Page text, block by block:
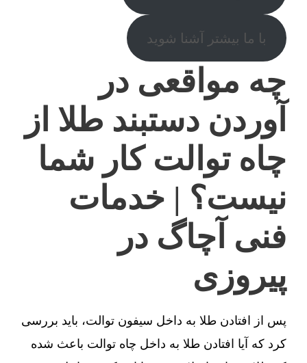
با ما بیشتر آشنا شوید
چه مواقعی در
آوردن دستبند طلا از
چاه توالت کار شما
نیست؟ | خدمات
فنی آچاگ در
پیروزی
پس از افتادن طلا به داخل سیفون توالت، باید بررسی
کرد که آیا افتادن طلا به داخل چاه توالت باعث شده